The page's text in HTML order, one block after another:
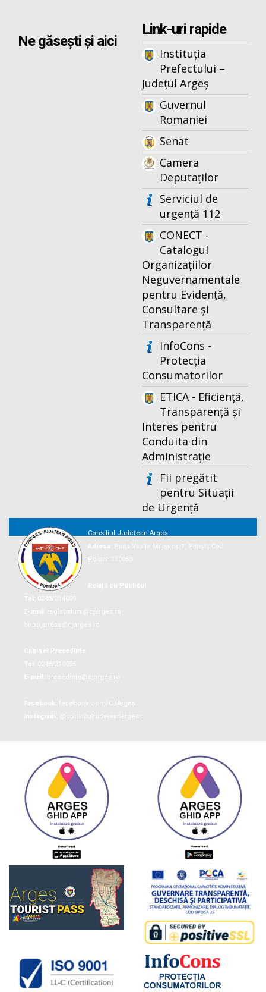
Ne găsești și aici
Link-uri rapide
Instituția
Prefectului –
Județul Argeș
Guvernul
Romaniei
Senat
Camera
Deputaților
Serviciul de
urgență 112
CONECT -
Catalogul
Organizațiilor
Neguvernamentale
pentru Evidență,
Consultare și
Transparență
InfoCons -
Protecția
Consumatorilor
ETICA - Eficiență,
Transparență și
Interes pentru
Conduita din
Administrație
Fii pregătit
pentru Situații
de Urgență
Consiliul Județean Argeș